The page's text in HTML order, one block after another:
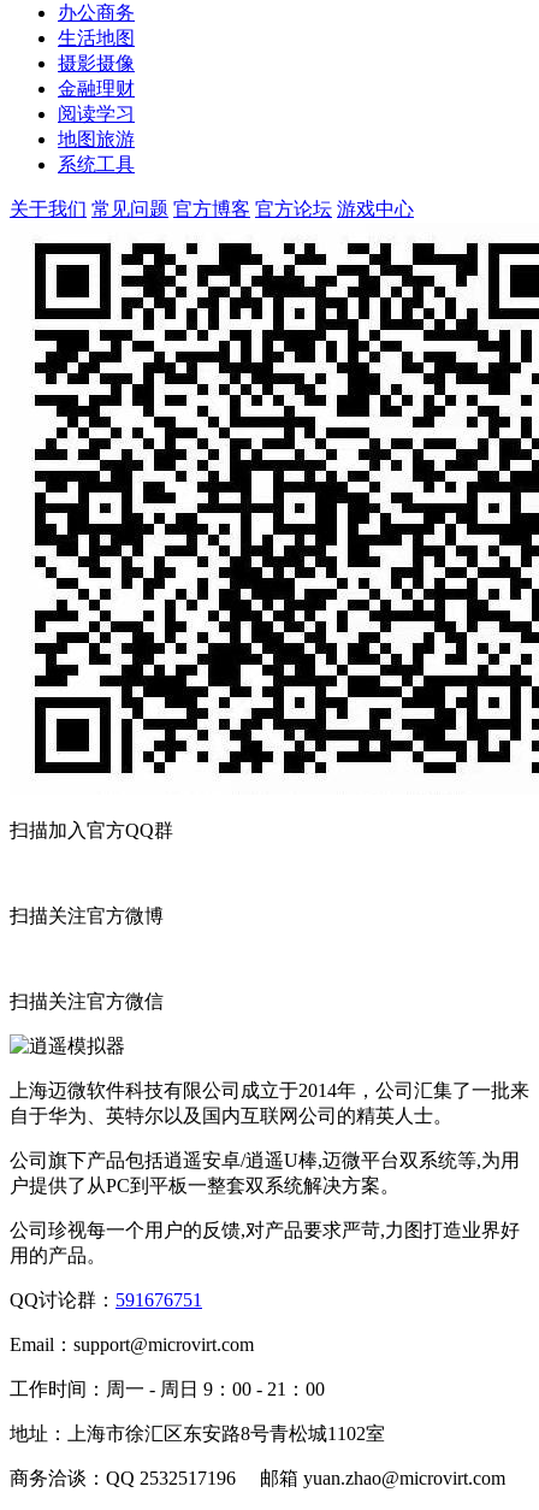
办公商务
生活地图
摄影摄像
金融理财
阅读学习
地图旅游
系统工具
关于我们 常见问题 官方博客 官方论坛 游戏中心
扫描加入官方QQ群
扫描关注官方微博
扫描关注官方微信
上海迈微软件科技有限公司成立于2014年，公司汇集了一批来
自于华为、英特尔以及国内互联网公司的精英人士。
公司旗下产品包括逍遥安卓/逍遥U棒,迈微平台双系统等,为用
户提供了从PC到平板一整套双系统解决方案。
公司珍视每一个用户的反馈,对产品要求严苛,力图打造业界好
用的产品。
QQ讨论群： 591676751
Email： support@microvirt.com
工作时间： 周一 - 周日 9：00 - 21：00
地址： 上海市徐汇区东安路8号青松城1102室
商务洽谈： QQ 2532517196 邮箱 yuan.zhao@microvirt.com